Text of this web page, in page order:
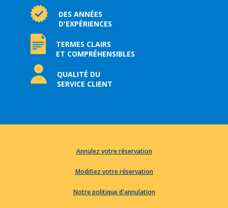
DES ANNÉES
D'EXPÉRIENCES
TERMES CLAIRS
ET COMPRÉHENSIBLES
QUALITÉ DU
SERVICE CLIENT
Annulez votre réservation
Modifiez votre réservation
Notre politique d'annulation